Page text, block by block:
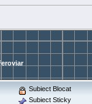
Subiect Blocat
Subiect Sticky